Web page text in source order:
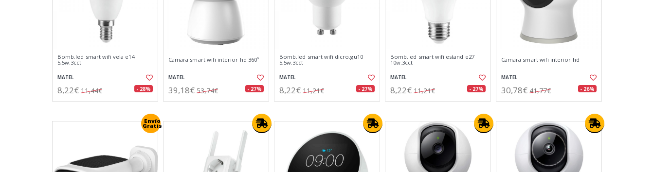
Bomb.led smart wifi vela e14
5,5w.3cct
MATEL
8,22€ 11,44€ - 28%
Camara smart wifi interior hd 360º
MATEL
39,18€ 53,74€ - 27%
Bomb.led smart wifi dicro.gu10
5,5w.3cct
MATEL
8,22€ 11,21€ - 27%
Bomb.led smart wifi estand.e27
10w.3cct
MATEL
8,22€ 11,21€ - 27%
Camara smart wifi interior hd
MATEL
30,78€ 41,77€ - 26%
Envío
Gratis